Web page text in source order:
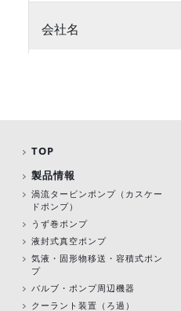
TOP
製品情報
渦流タービンポンプ （カスケー
ドポンプ）
うず巻ポンプ
液封式真空ポンプ
気液・固形物移送・容積式ポン
プ
バルブ・ポンプ周辺機器
クーラント装置（ろ過）